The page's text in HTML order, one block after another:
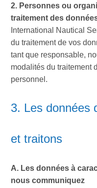
2. Personnes ou
traitement des
International Nautical
du traitement de vos
tant que responsable,
modalités du traitement
personnel.
3. Les données
et traitons
A. Les données à
nous communiquez